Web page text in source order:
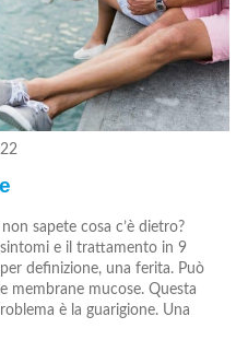
sapete cosa c’è dietro?
e il trattamento in 9
definizione, una ferita. Può
membrane mucose. Questa
è la guarigione. Una